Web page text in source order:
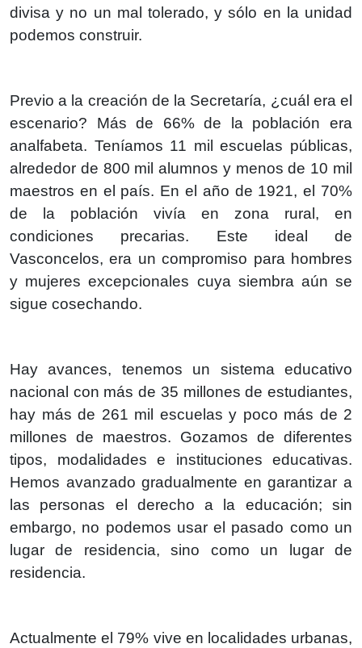
divisa y no un mal tolerado, y sólo en la unidad
podemos construir.
Previo a la creación de la Secretaría, ¿cuál era el
escenario? Más de 66% de la población era
analfabeta. Teníamos 11 mil escuelas públicas,
alrededor de 800 mil alumnos y menos de 10 mil
maestros en el país. En el año de 1921, el 70%
de la población vivía en zona rural, en
condiciones precarias. Este ideal de
Vasconcelos, era un compromiso para hombres
y mujeres excepcionales cuya siembra aún se
sigue cosechando.
Hay avances, tenemos un sistema educativo
nacional con más de 35 millones de estudiantes,
hay más de 261 mil escuelas y poco más de 2
millones de maestros. Gozamos de diferentes
tipos, modalidades e instituciones educativas.
Hemos avanzado gradualmente en garantizar a
las personas el derecho a la educación; sin
embargo, no podemos usar el pasado como un
lugar de residencia, sino como un lugar de
residencia.
Actualmente el 79% vive en localidades urbanas,